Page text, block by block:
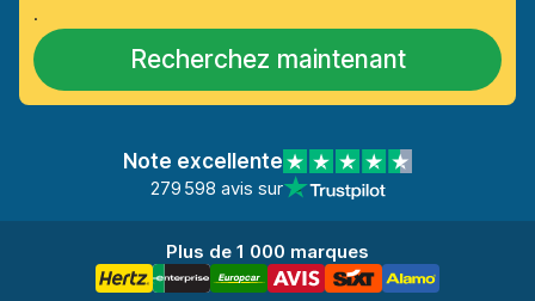
.
Recherchez maintenant
Note excellente
279 598 avis sur
Plus de 1 000 marques